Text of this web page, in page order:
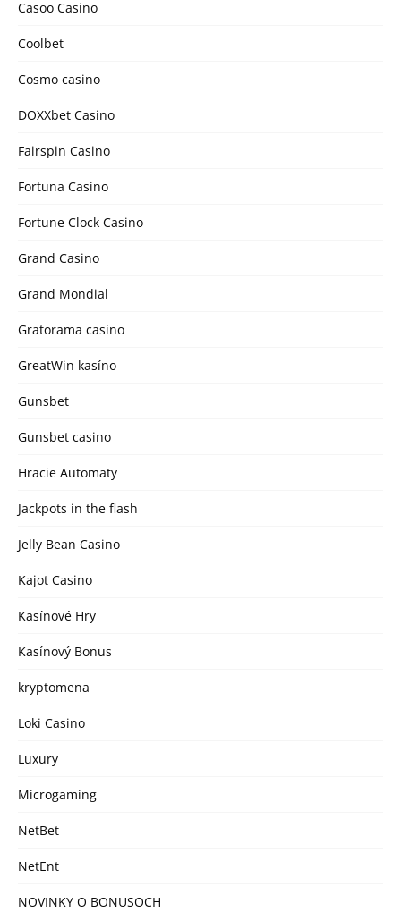
Casoo Casino
Coolbet
Cosmo casino
DOXXbet Casino
Fairspin Casino
Fortuna Casino
Fortune Clock Casino
Grand Casino
Grand Mondial
Gratorama casino
GreatWin kasíno
Gunsbet
Gunsbet casino
Hracie Automaty
Jackpots in the flash
Jelly Bean Casino
Kajot Casino
Kasínové Hry
Kasínový Bonus
kryptomena
Loki Casino
Luxury
Microgaming
NetBet
NetEnt
NOVINKY O BONUSOCH